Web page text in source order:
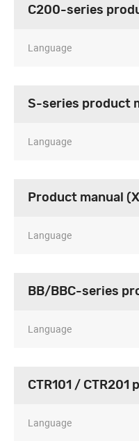
C200-series
Language
S-series product
Language
Product manual
Language
BB/BBC-series
Language
CTR101 / CTR201
Language